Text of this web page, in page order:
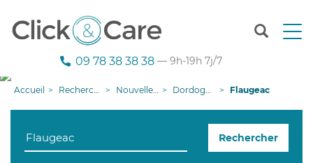
T
n
09 78 38 38 38 — 9h-19h 7j/7
Accueil Recherche aide à domicile Nouvelle-Aquitaine Dordogne Flaugeac
Rechercher